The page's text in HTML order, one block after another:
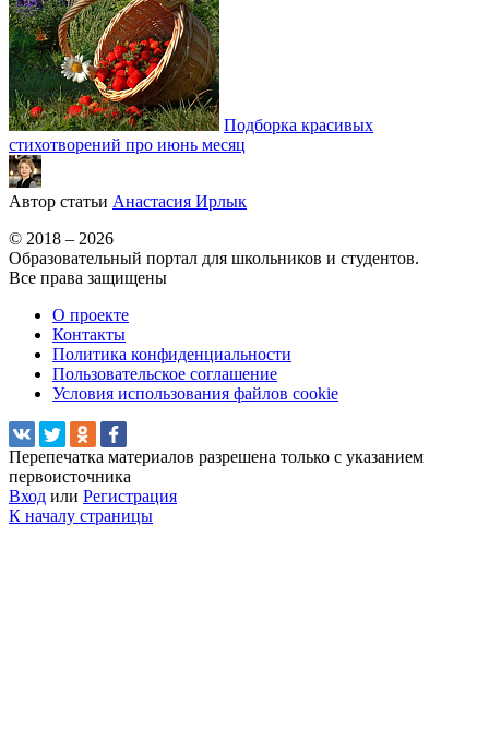
Подборка красивых
стихотворений про июнь месяц
Автор статьи Анастасия Ирлык
© 2018 – 2026
Образовательный портал для школьников и студентов.
Все права защищены
О проекте
Контакты
Политика конфиденциальности
Пользовательское соглашение
Условия использования файлов cookie
Перепечатка материалов разрешена только с указанием
первоисточника
Вход или Регистрация
К началу страницы